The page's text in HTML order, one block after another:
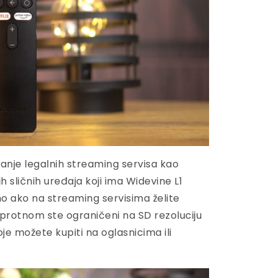
legalnih streaming servisa kao
sličnih uređaja koji ima Widevine L1
ako na streaming servisima želite
ste ograničeni na SD rezoluciju
možete kupiti na oglasnicima ili